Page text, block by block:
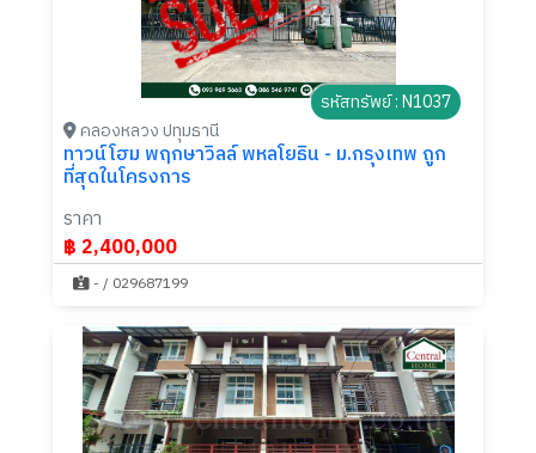
รหัสทรัพย์ : N1037
คลองหลวง ปทุมธานี
ทาวน์โฮม พฤกษาวิลล์ พหลโยธิน - ม.กรุงเทพ ถูก
ที่สุดในโครงการ
ราคา
฿ 2,400,000
- / 029687199